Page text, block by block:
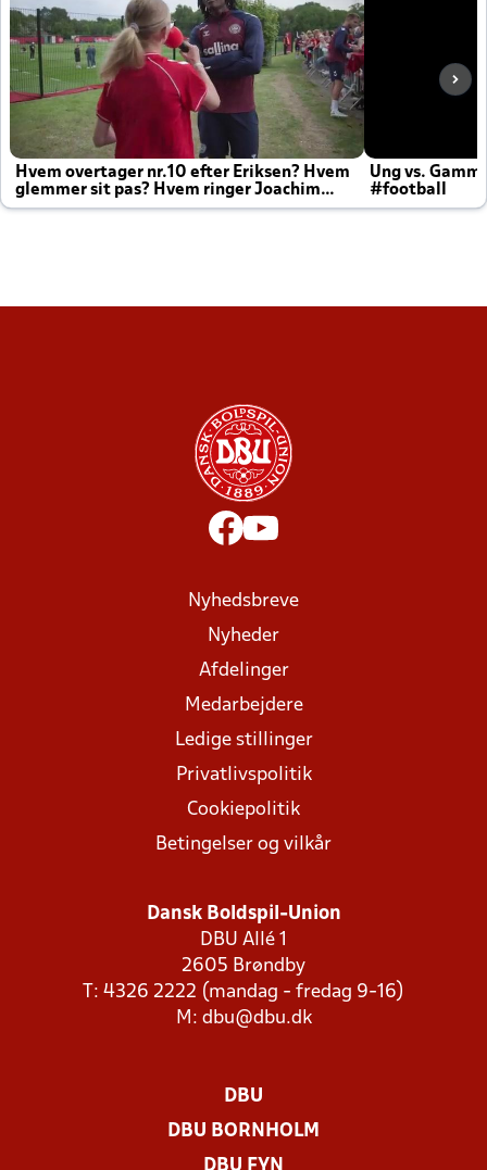
Hvem overtager nr.10 efter Eriksen? Hvem
glemmer sit pas? Hvem ringer Joachim
altid til efter kampe?
Ung vs.
#football
Nyhedsbreve
Nyheder
Afdelinger
Medarbejdere
Ledige stillinger
Privatlivspolitik
Cookiepolitik
Betingelser og vilkår
Dansk Boldspil-Union
DBU Allé 1
2605 Brøndby
T: 4326 2222 (mandag - fredag 9-16)
M: dbu@dbu.dk
DBU
DBU BORNHOLM